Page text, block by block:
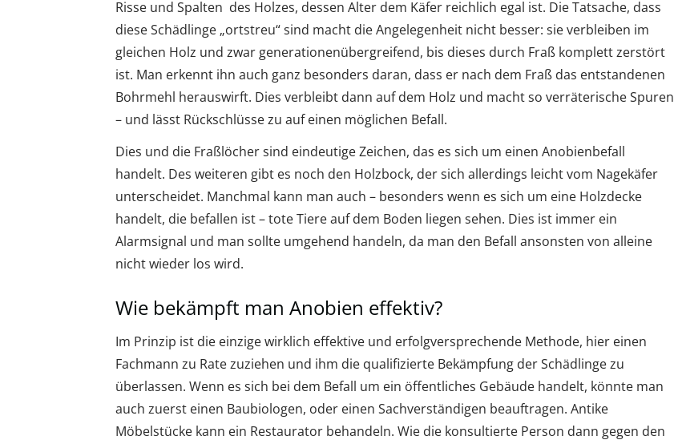
Risse und Spalten des Holzes, dessen Alter dem Käfer reichlich egal ist. Die Tatsache, dass
diese Schädlinge „ortstreu“ sind macht die Angelegenheit nicht besser: sie verbleiben im
gleichen Holz und zwar generationenübergreifend, bis dieses durch Fraß komplett zerstört
ist. Man erkennt ihn auch ganz besonders daran, dass er nach dem Fraß das entstandenen
Bohrmehl herauswirft. Dies verbleibt dann auf dem Holz und macht so verräterische Spuren
– und lässt Rückschlüsse zu auf einen möglichen Befall.
Dies und die Fraßlöcher sind eindeutige Zeichen, das es sich um einen Anobienbefall
handelt. Des weiteren gibt es noch den Holzbock, der sich allerdings leicht vom Nagekäfer
unterscheidet. Manchmal kann man auch – besonders wenn es sich um eine Holzdecke
handelt, die befallen ist – tote Tiere auf dem Boden liegen sehen. Dies ist immer ein
Alarmsignal und man sollte umgehend handeln, da man den Befall ansonsten von alleine
nicht wieder los wird.
Wie bekämpft man Anobien effektiv?
Im Prinzip ist die einzige wirklich effektive und erfolgversprechende Methode, hier einen
Fachmann zu Rate zuziehen und ihm die qualifizierte Bekämpfung der Schädlinge zu
überlassen. Wenn es sich bei dem Befall um ein öffentliches Gebäude handelt, könnte man
auch zuerst einen Baubiologen, oder einen Sachverständigen beauftragen. Antike
Möbelstücke kann ein Restaurator behandeln. Wie die konsultierte Person dann gegen den